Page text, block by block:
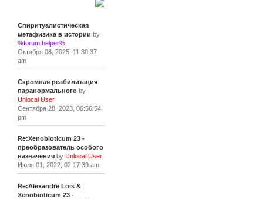
Спиритуалистическая
метафизика в истории by
%forum.helper%
Октября 08, 2025, 11:30:37
am
Скромная реабилитация
паранормальногоby
Unlocal User
Сентября 28, 2023, 06:56:54
pm
Re:Xenobioticum 23 -
преобразователь особого
назначенияby Unlocal User
Июля 01, 2022, 02:17:39 am
Re:Alexandre Lois &
Xenobioticum 23 -